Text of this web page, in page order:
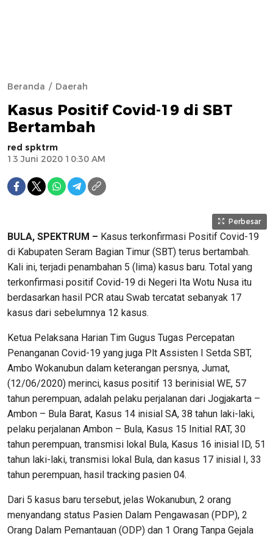
Beranda Daerah
Kasus Positif Covid-19 di SBT
Bertambah
red spktrm
13 Juni 2020 10:30 AM
Perbesar
BULA, SPEKTRUM – Kasus terkonfirmasi Positif Covid-19
di Kabupaten Seram Bagian Timur (SBT) terus bertambah.
Kali ini, terjadi penambahan 5 (lima) kasus baru. Total yang
terkonfirmasi positif Covid-19 di Negeri Ita Wotu Nusa itu
berdasarkan hasil PCR atau Swab tercatat sebanyak 17
kasus dari sebelumnya 12 kasus.
Ketua Pelaksana Harian Tim Gugus Tugas Percepatan
Penanganan Covid-19 yang juga Plt Assisten I Setda SBT,
Ambo Wokanubun dalam keterangan persnya, Jumat,
(12/06/2020) merinci, kasus positif 13 berinisial WE, 57
tahun perempuan, adalah pelaku perjalanan dari Jogjakarta –
Ambon – Bula Barat, Kasus 14 inisial SA, 38 tahun laki-laki,
pelaku perjalanan Ambon – Bula, Kasus 15 Initial RAT, 30
tahun perempuan, transmisi lokal Bula, Kasus 16 inisial ID, 51
tahun laki-laki, transmisi lokal Bula, dan kasus 17 inisial I, 33
tahun perempuan, hasil tracking pasien 04.
Dari 5 kasus baru tersebut, jelas Wokanubun, 2 orang
menyandang status Pasien Dalam Pengawasan (PDP), 2
Orang Dalam Pemantauan (ODP) dan 1 Orang Tanpa Gejala